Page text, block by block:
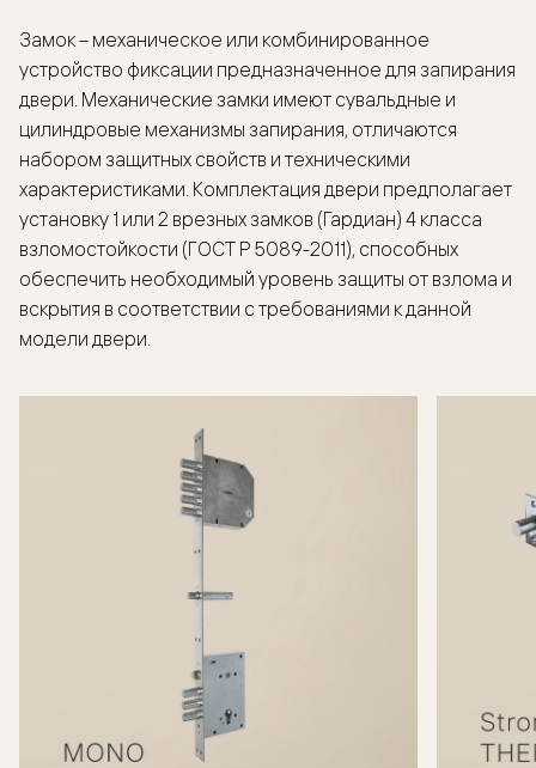
Замок – механическое или комбинированное
устройство фиксации предназначенное для запирания
двери. Механические замки имеют сувальдные и
цилиндровые механизмы запирания, отличаются
набором защитных свойств и техническими
характеристиками. Комплектация двери предполагает
установку 1 или 2 врезных замков (Гардиан) 4 класса
взломостойкости (ГОСТ Р 5089-2011), способных
обеспечить необходимый уровень защиты от взлома и
вскрытия в соответствии с требованиями к данной
модели двери.